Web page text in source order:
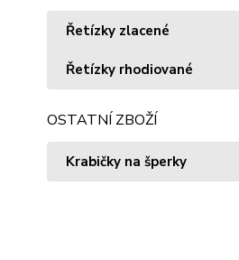
Řetízky zlacené
Řetízky rhodiované
OSTATNÍ ZBOŽÍ
Krabičky na šperky